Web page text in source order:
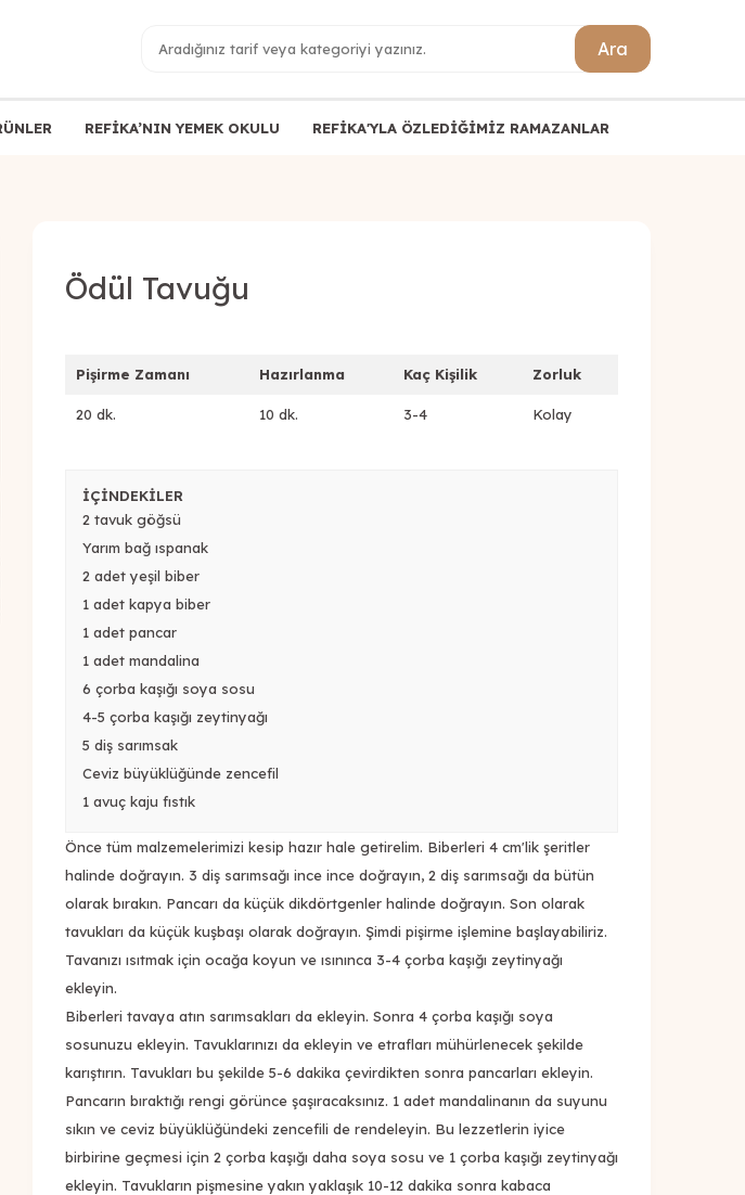
Ara
REFİKA’NIN YEMEK OKULU REFİKA'YLA ÖZLEDİĞİMİZ RAMAZANLAR
Ödül Tavuğu
Pişirme Zamanı Hazırlanma Kaç Kişilik Zorluk
20 dk. 10 dk. 3-4 Kolay
İÇİNDEKİLER
2 tavuk göğsü
Yarım bağ ıspanak
2 adet yeşil biber
1 adet kapya biber
1 adet pancar
1 adet mandalina
6 çorba kaşığı soya sosu
4-5 çorba kaşığı zeytinyağı
5 diş sarımsak
Ceviz büyüklüğünde zencefil
1 avuç kaju fıstık
Önce tüm malzemelerimizi kesip hazır hale getirelim. Biberleri 4 cm'lik şeritler
halinde doğrayın. 3 diş sarımsağı ince ince doğrayın, 2 diş sarımsağı da bütün
olarak bırakın. Pancarı da küçük dikdörtgenler halinde doğrayın. Son olarak
tavukları da küçük kuşbaşı olarak doğrayın. Şimdi pişirme işlemine başlayabiliriz.
Tavanızı ısıtmak için ocağa koyun ve ısınınca 3-4 çorba kaşığı zeytinyağı
ekleyin.
Biberleri tavaya atın sarımsakları da ekleyin. Sonra 4 çorba kaşığı soya
sosunuzu ekleyin. Tavuklarınızı da ekleyin ve etrafları mühürlenecek şekilde
karıştırın. Tavukları bu şekilde 5-6 dakika çevirdikten sonra pancarları ekleyin.
Pancarın bıraktığı rengi görünce şaşıracaksınız. 1 adet mandalinanın da suyunu
sıkın ve ceviz büyüklüğündeki zencefili de rendeleyin. Bu lezzetlerin iyice
birbirine geçmesi için 2 çorba kaşığı daha soya sosu ve 1 çorba kaşığı zeytinyağı
ekleyin. Tavukların pişmesine yakın yaklaşık 10-12 dakika sonra kabaca